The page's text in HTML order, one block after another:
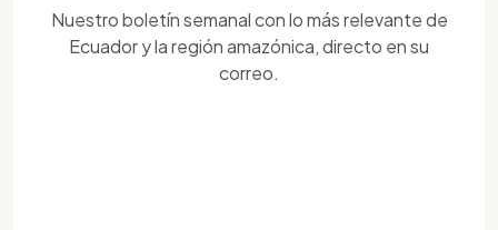
Nuestro boletín semanal con lo más relevante de
Ecuador y la región amazónica, directo en su
correo.